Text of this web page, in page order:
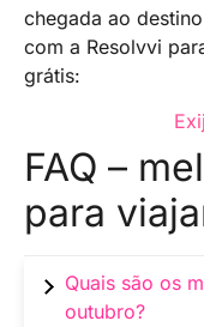
chegada ao
com a Resolvvi
grátis:
FAQ –
para
Quais são os
outubro?